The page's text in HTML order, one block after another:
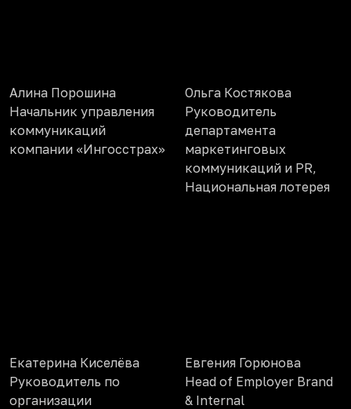
Алина Порошина
Начальник управления
коммуникаций
компании «Ингосстрах»
Ольга Костякова
Руководитель
департамента
маркетинговых
коммуникаций и PR,
Национальная лотерея
Екатерина Киселёва
Руководитель по
организации
Евгения Горюнова
Head of Employer Brand
& Internal